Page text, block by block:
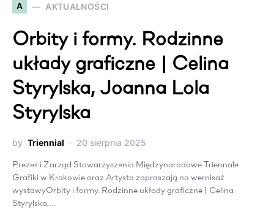
A AKTUALNOŚCI
Orbity i formy. Rodzinne
układy graficzne | Celina
Styrylska, Joanna Lola
Styrylska
by Triennial 20 sierpnia 2025
Prezes i Zarząd Stowarzyszenia Międzynarodowe Triennale
Grafiki w Krakowie oraz Artysta zapraszają na wernisaż
wystawyOrbity i formy. Rodzinne układy graficzne | Celina
Styrylska,…